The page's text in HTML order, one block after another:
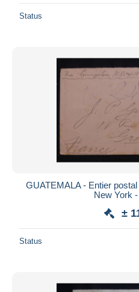
Status
GUATEMALA - Entier
New York
±
Status